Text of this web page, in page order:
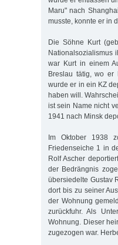
Maru" nach
musste, konnte er in
Die Söhne Kurt
Nationalsozialismus
war Kurt in einem
Breslau tätig, wo er
wurde er in ein KZ
haben will.
ist sein Name nicht
1941 nach Minsk
Im Oktober 1938
Friedenseiche 1 in
Rolf Ascher
der Bedrängnis
übersiedelte Gustav
dort bis zu seiner
der Wohnung
zurückfuhr. Als
Wohnung. Dieser
zugezogen war.